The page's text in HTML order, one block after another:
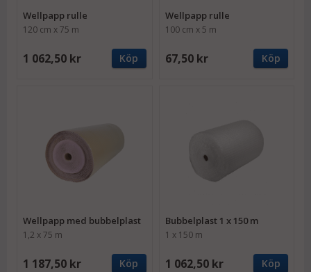
Wellpapp rulle
120 cm x 75 m
1 062,50 kr Köp
Wellpapp rulle
100 cm x 5 m
67,50 kr Köp
Wellpapp med bubbelplast
1,2 x 75 m
1 187,50 kr Köp
Bubbelplast 1 x 150 m
1 x 150 m
1 062,50 kr Köp